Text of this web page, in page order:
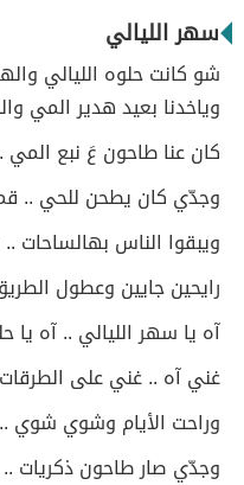
سهر الليالي
شو كانت حلوه الليالي
وياخدنا بعيد هدير المي
كان عنا طاحون عَ نبع
وجدّي كان يطحن للحي ..
ويبقوا الناس
رايحين جايين وعطول
آه يا سهر الليالي .. آه يا
غني آه .. غني على الطرقات
وراحت الأيام وشوي
وجدّي صار طاحون